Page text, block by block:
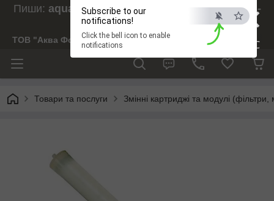
×
ESC
Subscribe to our
notifications!
Click the bell icon to enable
notifications
Пиши: aquaforesight@gmail.com , Дзвони:073-
238-29-97
ТОВ "Аква Форсайт"
Товари та послуги Змінні картриджі та модулі